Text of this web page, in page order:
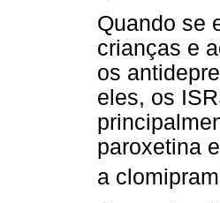
Quando se
crianças e
os
eles, os
paroxetina
a